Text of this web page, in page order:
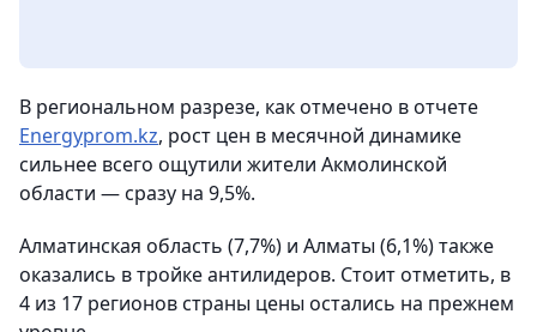
В региональном разрезе, как отмечено в отчете
Energyprom.kz, рост цен в месячной динамике
сильнее всего ощутили жители Акмолинской
области — сразу на 9,5%.
Алматинская область (7,7%) и Алматы (6,1%) также
оказались в тройке антилидеров. Стоит отметить, в
4 из 17 регионов страны цены остались на прежнем